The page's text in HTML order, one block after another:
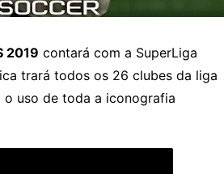
2019 contará com a SuperLiga
trará todos os 26 clubes da liga
o uso de toda a iconografia